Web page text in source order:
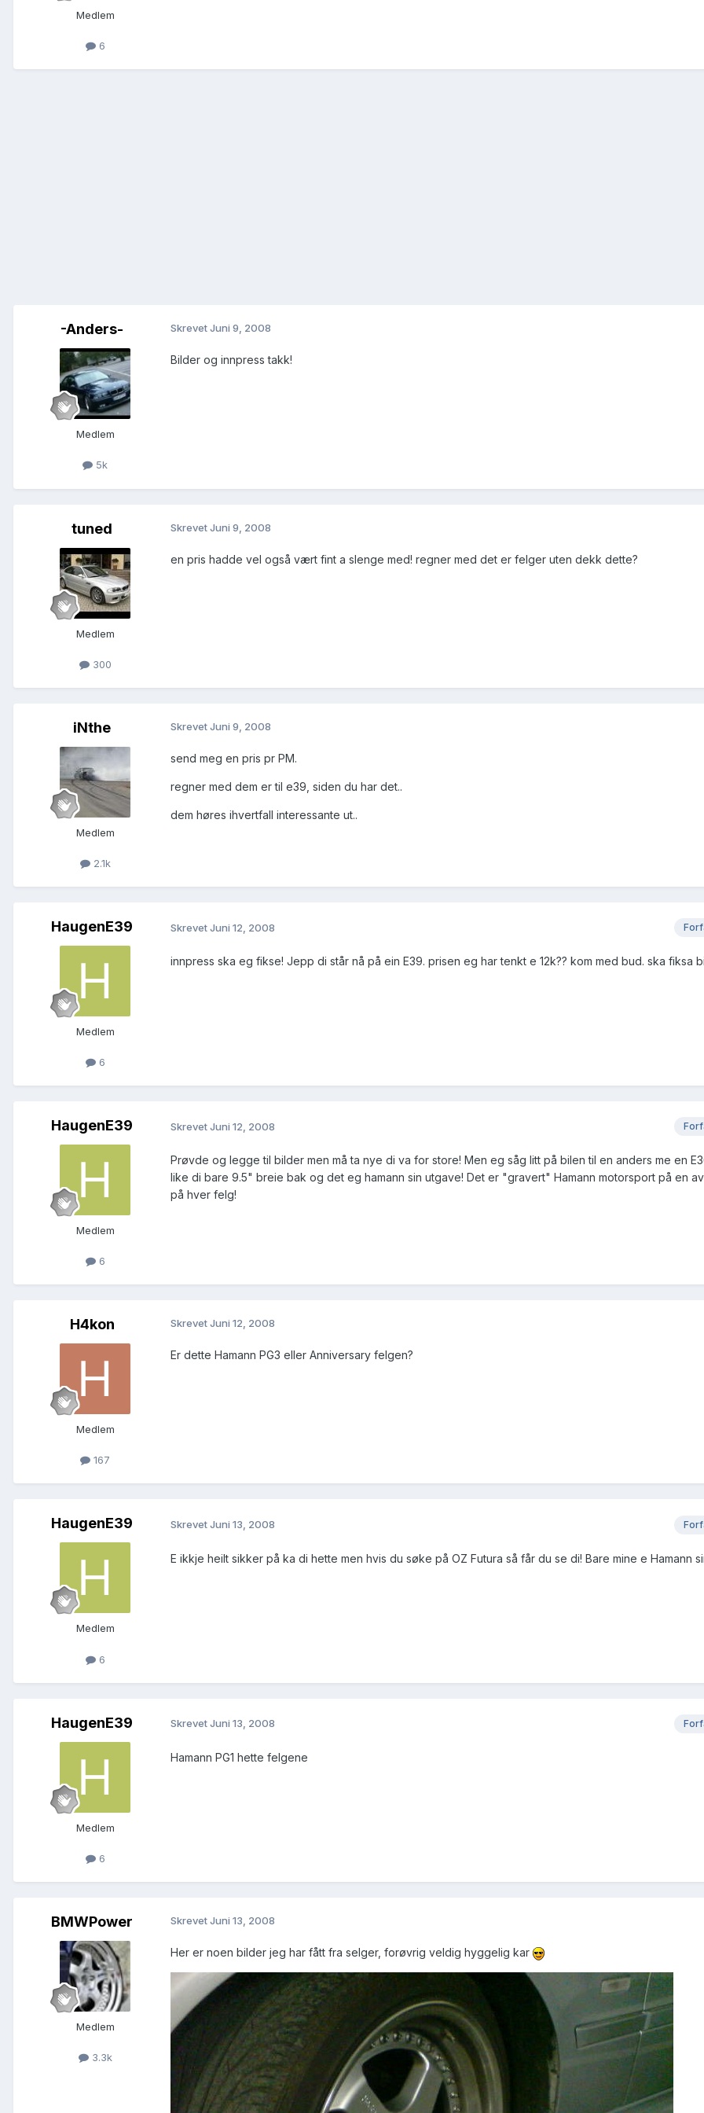
Medlem
6
-Anders-
Medlem
5k
SkrevetJuni 9, 2008
Bilder og innpress takk!
tuned
Medlem
300
SkrevetJuni 9, 2008
en pris hadde vel også vært fint a slenge med! regner med det er felger uten dekk dette?
iNthe
Medlem
2.1k
SkrevetJuni 9, 2008
send meg en pris pr PM.
regner med dem er til e39, siden du har det..
dem høres ihvertfall interessante ut..
HaugenE39
Medlem
6
SkrevetJuni 12, 2008
innpress ska eg fikse! Jepp di står nå på ein E39. prisen eg har tenkt e 12k?? kom med bud. ska fiksa
HaugenE39
Medlem
6
SkrevetJuni 12, 2008
Prøvde og legge til bilder men må ta nye di va for store! Men eg såg litt på bilen til en anders me en
like di bare 9.5" breie bak og det eg hamann sin utgave! Det er "gravert" Hamann motorsport på en
på hver felg!
H4kon
Medlem
167
SkrevetJuni 12, 2008
Er dette Hamann PG3 eller Anniversary felgen?
HaugenE39
Medlem
6
SkrevetJuni 13, 2008
E ikkje heilt sikker på ka di hette men hvis du søke på OZ Futura så får du se di! Bare mine e Hamann
HaugenE39
Medlem
6
SkrevetJuni 13, 2008
Hamann PG1 hette felgene
BMWPower
Medlem
3.3k
SkrevetJuni 13, 2008
Her er noen bilder jeg har fått fra selger, forøvrig veldig hyggelig kar